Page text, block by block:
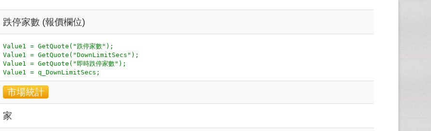
跌停家數 (報價欄位)
Value1 = GetQuote("跌停家數");
Value1 = GetQuote("DownLimitSecs");
Value1 = GetQuote("即時跌停家數");
市場統計
家